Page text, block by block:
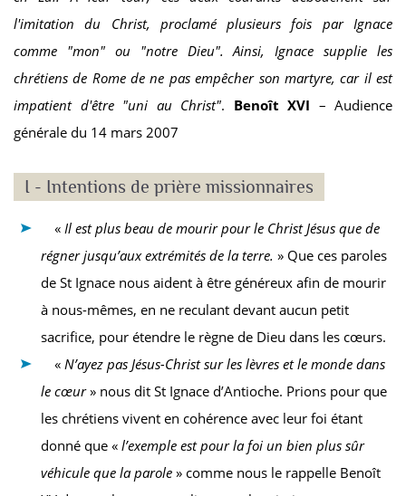
l'imitation du Christ, proclamé plusieurs fois par Ignace
comme "mon" ou "notre Dieu". Ainsi, Ignace supplie les
chrétiens de Rome de ne pas empêcher son martyre, car il est
impatient d'être "uni au Christ". Benoît XVI – Audience
générale du 14 mars 2007
I - Intentions de prière missionnaires
« Il est plus beau de mourir pour le Christ Jésus que de
régner jusqu’aux extrémités de la terre. » Que ces paroles
de St Ignace nous aident à être généreux afin de mourir
à nous-mêmes, en ne reculant devant aucun petit
sacrifice, pour étendre le règne de Dieu dans les cœurs.
« N’ayez pas Jésus-Christ sur les lèvres et le monde dans
le cœur» nous dit St Ignace d’Antioche. Prions pour que
les chrétiens vivent en cohérence avec leur foi étant
donné que « l’exemple est pour la foi un bien plus sûr
véhicule que la parole » comme nous le rappelle Benoît